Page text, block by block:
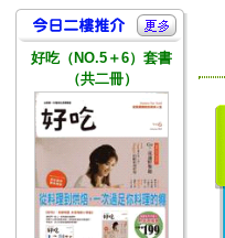
好吃（NO.5＋6）套書
（共二冊）